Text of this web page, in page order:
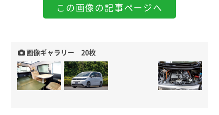
この画像の記事ページへ
画像ギャラリー 20枚